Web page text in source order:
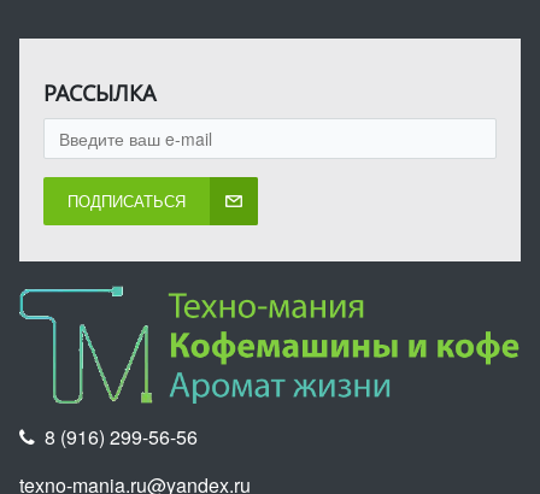
РАССЫЛКА
ПОДПИСАТЬСЯ
8 (916) 299-56-56
texno-mania.ru@yandex.ru